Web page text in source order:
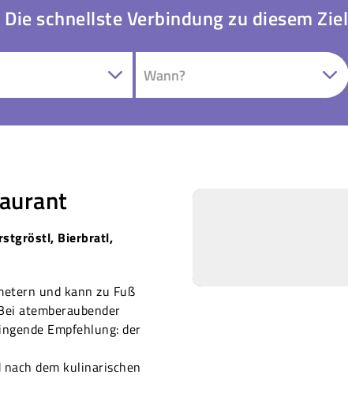
Die schnellste Verbindung zu diesem Ziel
Bierbratl,
und kann zu Fuß
atemberaubender
Empfehlung: der
dem kulinarischen